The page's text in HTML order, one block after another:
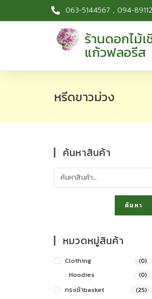
063-5144567 , 094-
ร้านดอกไม้
แก้วฟลอรีส
หรีดขาวม่วง
ค้นหาสินค้า
ค้นหา
หมวดหมู่สินค้า
Clothing (0)
Hoodies (0)
กระเช้าbasket (25)